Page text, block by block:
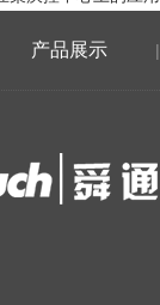
产品展示 |